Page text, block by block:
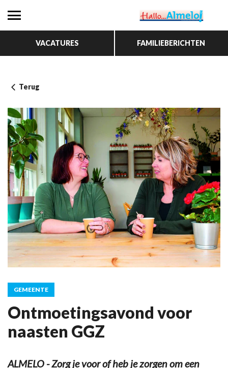
VACATURES FAMILIEBERICHTEN
Terug
GEMEENTE
Ontmoetingsavond voor
naasten GGZ
ALMELO - Zorg je voor of heb je zorgen om een